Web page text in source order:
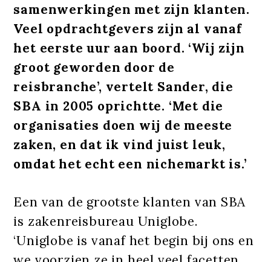
samenwerkingen met zijn klanten.
Veel opdrachtgevers zijn al vanaf
het eerste uur aan boord. ‘Wij zijn
groot geworden door de
reisbranche’, vertelt Sander, die
SBA in 2005 oprichtte. ‘Met die
organisaties doen wij de meeste
zaken, en dat ik vind juist leuk,
omdat het echt een nichemarkt is.’
Een van de grootste klanten van SBA
is zakenreisbureau Uniglobe.
‘Uniglobe is vanaf het begin bij ons en